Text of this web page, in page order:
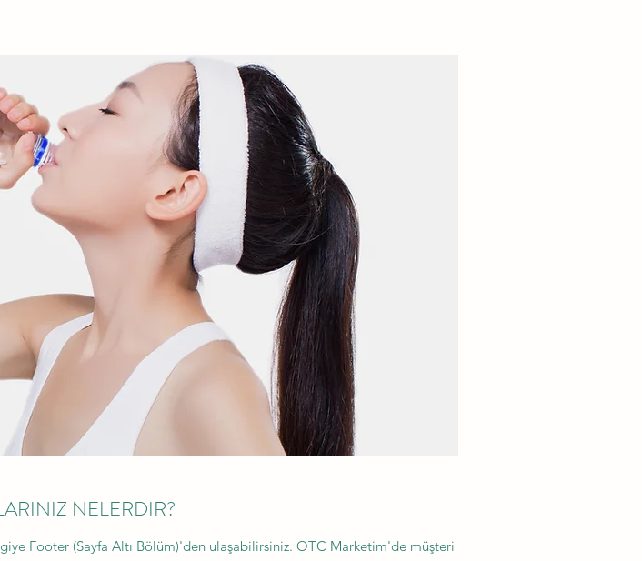
NELERDIR?
Footer (Sayfa Altı Bölüm)'den ulaşabilirsiniz. OTC Marketim'de müşteri